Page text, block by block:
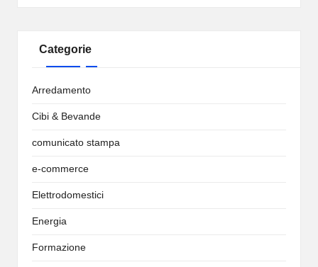
Categorie
Arredamento
Cibi & Bevande
comunicato stampa
e-commerce
Elettrodomestici
Energia
Formazione